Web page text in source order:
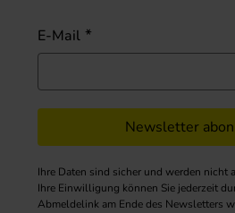
E-Mail
Newsletter
Ihre Daten sind sicher und werden nicht
Ihre Einwilligung können Sie jederzeit
Abmeldelink am Ende des Newsletters